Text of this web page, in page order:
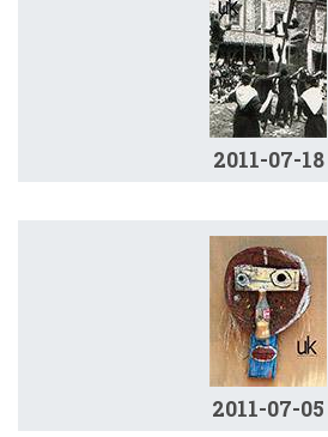
2011-07-18
2011-07-05